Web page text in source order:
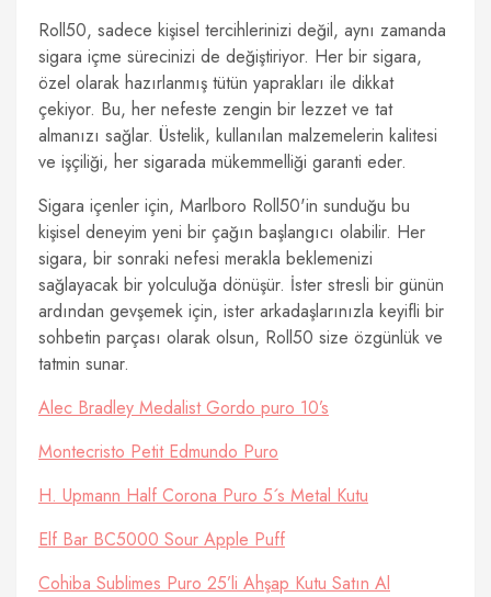
Roll50, sadece kişisel tercihlerinizi değil, aynı zamanda
sigara içme sürecinizi de değiştiriyor. Her bir sigara,
özel olarak hazırlanmış tütün yaprakları ile dikkat
çekiyor. Bu, her nefeste zengin bir lezzet ve tat
almanızı sağlar. Üstelik, kullanılan malzemelerin kalitesi
ve işçiliği, her sigarada mükemmelliği garanti eder.
Sigara içenler için, Marlboro Roll50'in sunduğu bu
kişisel deneyim yeni bir çağın başlangıcı olabilir. Her
sigara, bir sonraki nefesi merakla beklemenizi
sağlayacak bir yolculuğa dönüşür. İster stresli bir günün
ardından gevşemek için, ister arkadaşlarınızla keyifli bir
sohbetin parçası olarak olsun, Roll50 size özgünlük ve
tatmin sunar.
Alec Bradley Medalist Gordo puro 10’s
Montecristo Petit Edmundo Puro
H. Upmann Half Corona Puro 5´s Metal Kutu
Elf Bar BC5000 Sour Apple Puff
Cohiba Sublimes Puro 25’li Ahşap Kutu Satın Al